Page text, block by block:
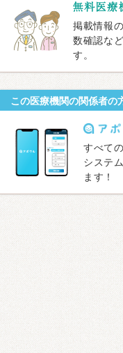
掲載情報
数確認な
す。
この医療機関の関係者の
すべて
システ
ます！